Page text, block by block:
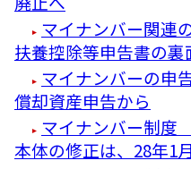
マイナンバー関連
扶養控除等申告書の裏
マイナンバーの申
償却資産申告から
マイナンバー制度
本体の修正は、28年1